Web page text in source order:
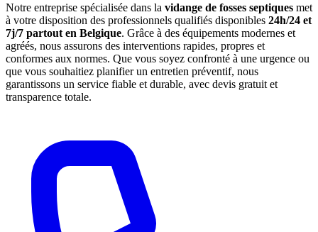
Notre entreprise spécialisée dans la vidange de fosses septiques met
à votre disposition des professionnels qualifiés disponibles 24h/24 et
7j/7 partout en Belgique. Grâce à des équipements modernes et
agréés, nous assurons des interventions rapides, propres et
conformes aux normes. Que vous soyez confronté à une urgence ou
que vous souhaitiez planifier un entretien préventif, nous
garantissons un service fiable et durable, avec devis gratuit et
transparence totale.